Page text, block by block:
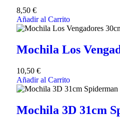
8,50 €
Añadir al Carrito
Mochila Los
10,50 €
Añadir al Carrito
Mochila 3D 31cm